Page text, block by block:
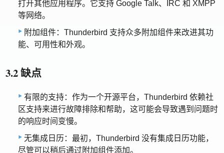
打开其他应用程序。它支持 Google Talk、IRC 和 XMPP
等网络。
附加组件：Thunderbird 支持众多附加组件来改进其功
能、可用性和外观。
3.2 缺点
有限的支持：作为一个开源平台，Thunderbird 依赖社
区支持来进行故障排除和帮助，这可能会导致遇到问题时
的响应时间变慢。
无集成日历：最初，Thunderbird 没有集成日历功能，
尽管可以稍后通过附加组件添加。